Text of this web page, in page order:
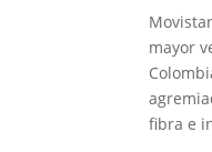
mayor
fibra e